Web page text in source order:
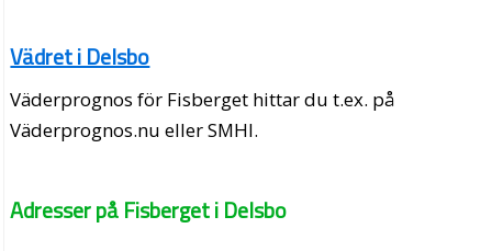
Vädret i Delsbo
Väderprognos för Fisberget hittar du t.ex. på
Väderprognos.nu eller SMHI.
Adresser på Fisberget i Delsbo